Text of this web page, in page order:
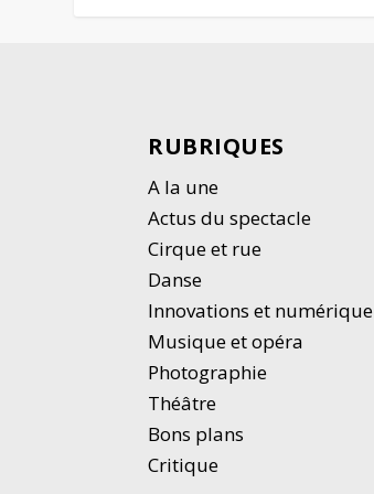
RUBRIQUES
A la une
Actus du spectacle
Cirque et rue
Danse
Innovations et numérique
Musique et opéra
Photographie
Théâtre
Bons plans
Critique